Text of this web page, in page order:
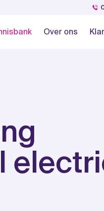
Over ons